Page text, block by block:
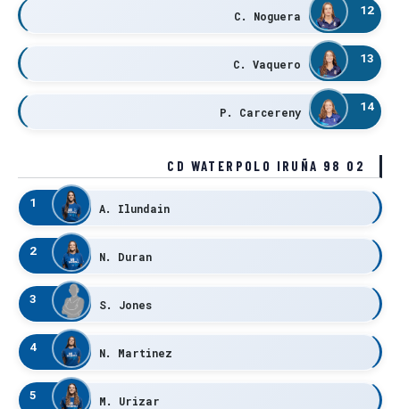
C. Noguera 12
C. Vaquero 13
P. Carcereny 14
CD WATERPOLO IRUÑA 98 02
1 A. Ilundain
2 N. Duran
3 S. Jones
4 N. Martinez
5 M. Urizar